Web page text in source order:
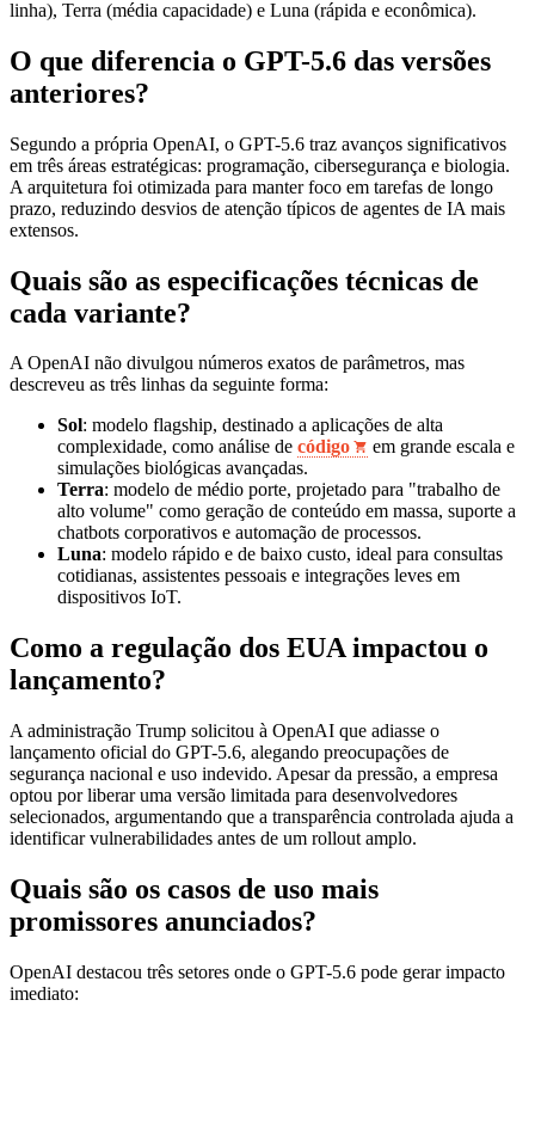
linha), Terra (média capacidade) e Luna (rápida e econômica).
O que diferencia o GPT-5.6 das versões
anteriores?
Segundo a própria OpenAI, o GPT-5.6 traz avanços significativos
em três áreas estratégicas: programação, cibersegurança e biologia.
A arquitetura foi otimizada para manter foco em tarefas de longo
prazo, reduzindo desvios de atenção típicos de agentes de IA mais
extensos.
Quais são as especificações técnicas de
cada variante?
A OpenAI não divulgou números exatos de parâmetros, mas
descreveu as três linhas da seguinte forma:
Sol: modelo flagship, destinado a aplicações de alta
complexidade, como análise de código
em grande escala e
simulações biológicas avançadas.
Terra: modelo de médio porte, projetado para "trabalho de
alto volume" como geração de conteúdo em massa, suporte a
chatbots corporativos e automação de processos.
Luna: modelo rápido e de baixo custo, ideal para consultas
cotidianas, assistentes pessoais e integrações leves em
dispositivos IoT.
Como a regulação dos EUA impactou o
lançamento?
A administração Trump solicitou à OpenAI que adiasse o
lançamento oficial do GPT-5.6, alegando preocupações de
segurança nacional e uso indevido. Apesar da pressão, a empresa
optou por liberar uma versão limitada para desenvolvedores
selecionados, argumentando que a transparência controlada ajuda a
identificar vulnerabilidades antes de um rollout amplo.
Quais são os casos de uso mais
promissores anunciados?
OpenAI destacou três setores onde o GPT-5.6 pode gerar impacto
imediato: